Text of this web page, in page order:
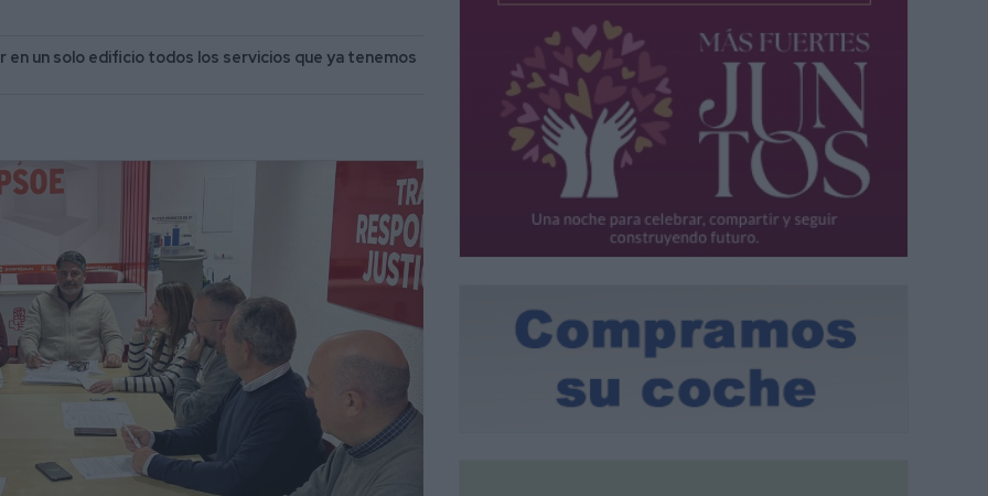
en un solo edificio todos los servicios que ya tenemos